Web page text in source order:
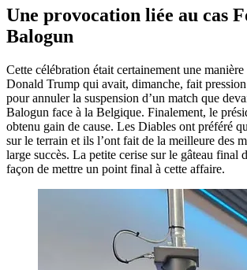
Une provocation liée au cas
Balogun
Cette célébration était certainement une
Donald Trump qui avait, dimanche, fait
pour annuler la suspension d’un match que
Balogun face à la Belgique. Finalement, le
obtenu gain de cause. Les Diables ont préféré
sur le terrain et ils l’ont fait de la meilleure des
large succès. La petite cerise sur le gâteau final
façon de mettre un point final à cette affaire.